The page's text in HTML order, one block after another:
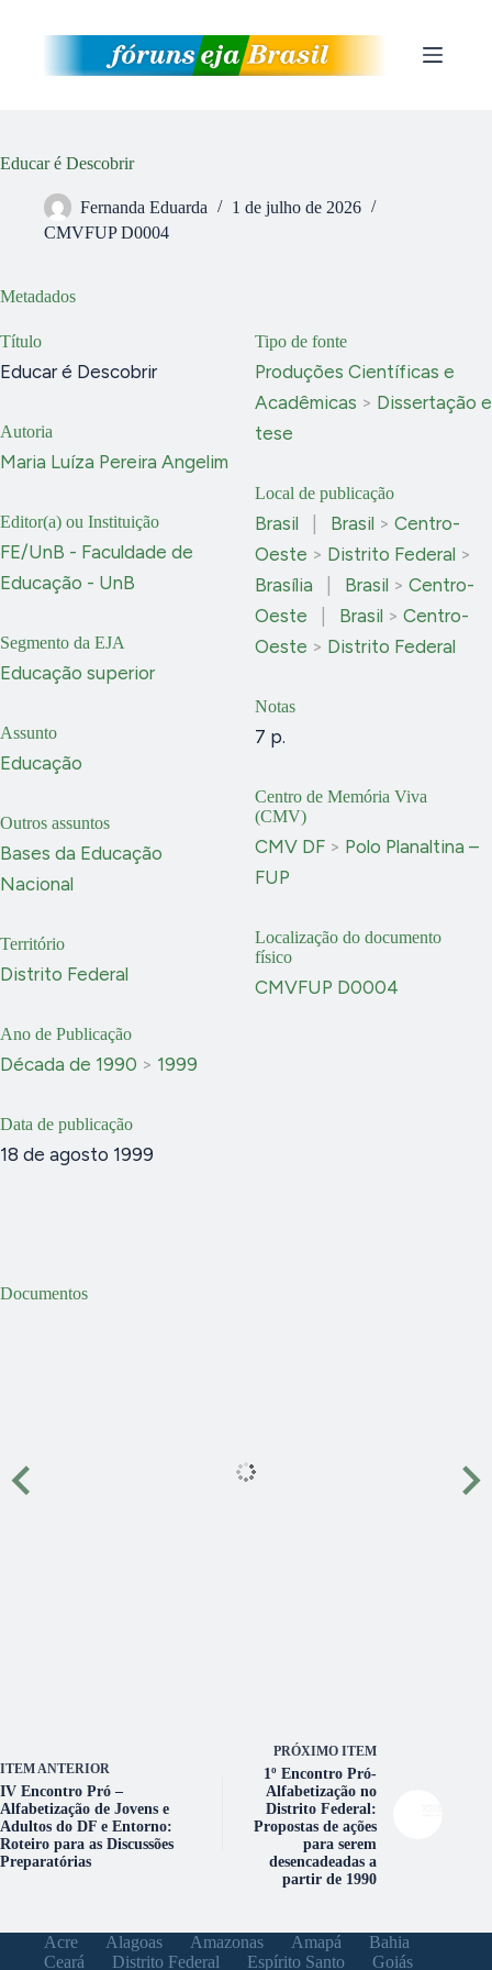
Educar é Descobrir
Fernanda Eduarda
1 de julho de 2026
CMVFUP D0004
Documentos
Metadados
Título
Educar é Descobrir
Autoria
Maria Luíza Pereira Angelim
Editor(a) ou Instituição
FE/UnB - Faculdade de
Educação - UnB
Segmento da EJA
Educação superior
Assunto
Educação
Outros assuntos
Bases da Educação
Nacional
Território
Distrito Federal
Ano de Publicação
Década de 1990 > 1999
Data de publicação
18 de agosto 1999
Tipo de fonte
Produções Científicas e
Acadêmicas > Dissertação e
tese
Local de publicação
Brasil Brasil > Centro-
Oeste > Distrito Federal >
Brasília
Brasil > Centro-
Oeste
Brasil > Centro-
Oeste > Distrito Federal
Notas
7 p.
Centro de Memória Viva
(CMV)
CMV DF > Polo Planaltina –
FUP
Localização do documento
físico
CMVFUP D0004
ITEM ANTERIOR
IV Encontro Pró –
Alfabetização de Jovens e
Adultos do DF e Entorno:
Roteiro para as Discussões
Preparatórias
PRÓXIMO ITEM
1º Encontro Pró-
Alfabetização no
Distrito Federal:
Propostas de ações
para serem
desencadeadas a
partir de 1990
Acre Alagoas Amazonas Amapá
Bahia
Ceará
Distrito Federal Espírito Santo Goiás